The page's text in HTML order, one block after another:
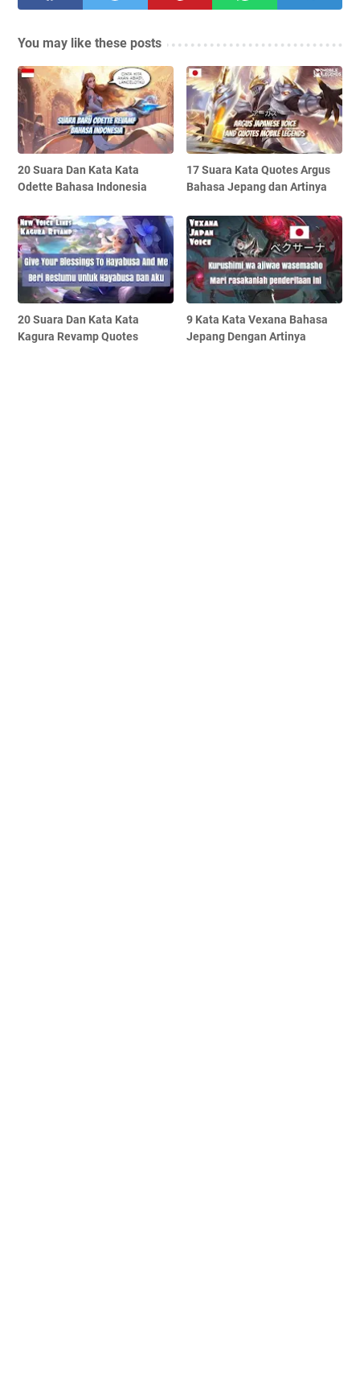
You may like these posts
20 Suara Dan Kata Kata
Odette Bahasa Indonesia
17 Suara Kata Quotes Argus
Bahasa Jepang dan Artinya
20 Suara Dan Kata Kata
Kagura Revamp Quotes
9 Kata Kata Vexana Bahasa
Jepang Dengan Artinya